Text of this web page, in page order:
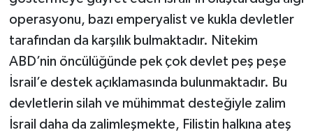
operasyonu, bazı emperyalist ve kukla devletler
tarafından da karşılık bulmaktadır. Nitekim
ABD’nin öncülüğünde pek çok devlet peş peşe
İsrail’e destek açıklamasında bulunmaktadır. Bu
devletlerin silah ve mühimmat desteğiyle zalim
İsrail daha da zalimleşmekte, Filistin halkına ateş